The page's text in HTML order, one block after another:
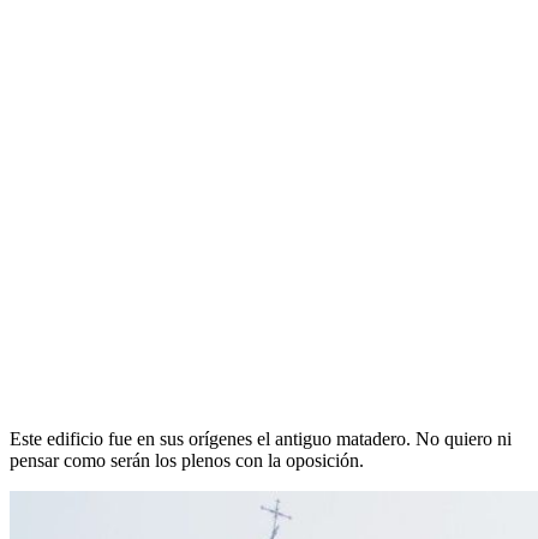
Este edificio fue en sus orígenes el antiguo matadero. No quiero ni
pensar como serán los plenos con la oposición.